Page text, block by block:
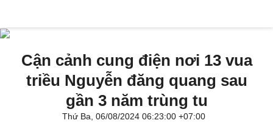
Cận cảnh cung điện nơi 13 vua
triều Nguyễn đăng quang sau
gần 3 năm trùng tu
Thứ Ba, 06/08/2024 06:23:00 +07:00